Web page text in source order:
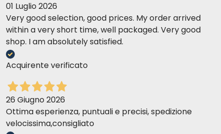
01 Luglio 2026
Very good selection, good prices. My order arrived
within a very short time, well packaged. Very good
shop. I am absolutely satisfied.
Acquirente verificato
26 Giugno 2026
Ottima esperienza, puntuali e precisi, spedizione
velocissima,consigliato